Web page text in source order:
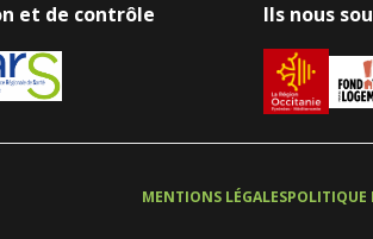
et de contrôle Ils nous
MENTIONS LÉGALESPOLITIQUE